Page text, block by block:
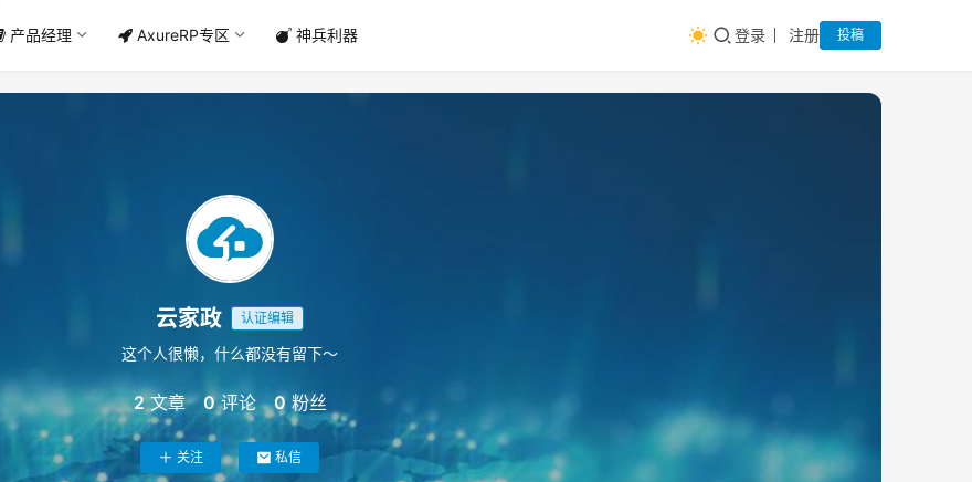
产品经理 AxureRP专区 神兵利器 登录 注册 投稿
云家政 认证编辑
这个人很懒，什么都没有留下～
2 文章 0 评论 0 粉丝
关注 私信